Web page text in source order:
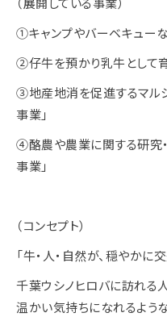
①キャンプやバーベキューな
②仔牛を預かり乳牛として
③地産地消を促進するマル
事業」
④酪農や農業に関する研究
事業」
（コンセプト）
「牛・人・自然が、穏やかに
千葉ウシノヒロバに訪れる
温かい気持ちになれるよう